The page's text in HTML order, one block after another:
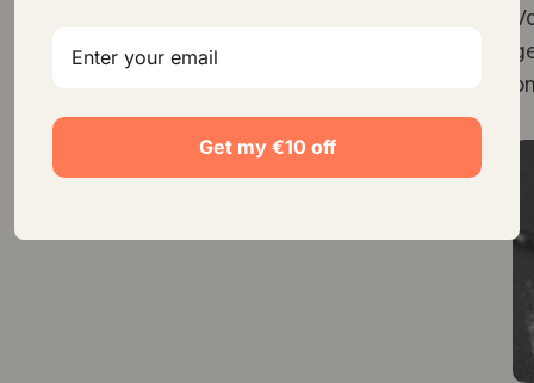
Get my €10 off